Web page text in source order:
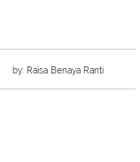
by: Raisa Benaya Ranti